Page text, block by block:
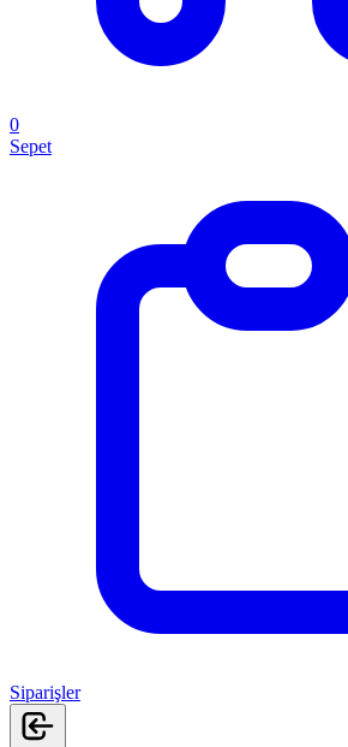
0
Sepet
Siparişler